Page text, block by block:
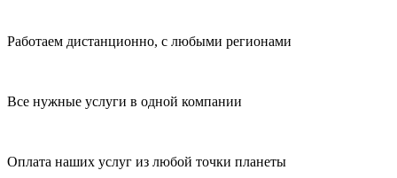
Работаем дистанционно, с любыми регионами
Все нужные услуги в одной компании
Оплата наших услуг из любой точки планеты